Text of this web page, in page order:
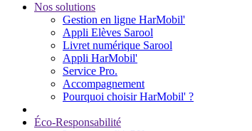
Nos solutions
Gestion en ligne HarMobil'
Appli Elèves Sarool
Livret numérique Sarool
Appli HarMobil'
Service Pro.
Accompagnement
Pourquoi choisir HarMobil' ?
Éco-Responsabilité